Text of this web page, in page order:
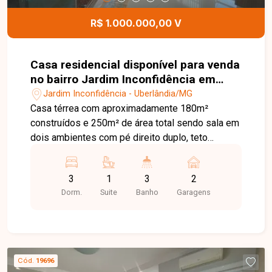
segurança e qualidade de vida.
R$ 1.000.000,00 V
Casa residencial disponível para venda
no bairro Jardim Inconfidência em
Uberlândia-MG
Jardim Inconfidência - Uberlândia/MG
Casa térrea com aproximadamente 180m²
construídos e 250m² de área total sendo sala em
dois ambientes com pé direito duplo, teto
inverno, 3 quartos com armários um sendo suíte
máster com hidromassagem, cozinha americana
planejada com cook-top, forno e micro-ondas
despensa, porta de entrada em ACM pivotante e
2 vagas de garagem. Agende agora mesmo uma
3
Dorm.
1
Suite
3
Banho
2
Garagens
Cód. 19696